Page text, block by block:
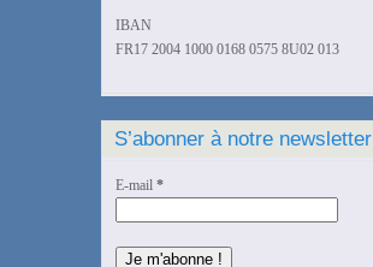
IBAN
FR17 2004 1000 0168 0575 8U02 013
S’abonner à notre newsletter
E-mail *